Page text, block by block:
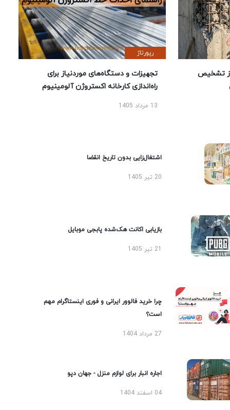
تشخیص
رپورتاژ
تجهیزات و دستگاه‌های موردنیاز برای
راه‌اندازی کارخانه اکستروژن آلومینیوم
13 مرداد 1405
اشتغال‌زایی بدون تاریخ انقضا
20 تیر 1405
بازیابی اکانت هک‌شده پابجی موبایل
چرا خرید فالوور ایرانی و فوری اینستاگرام مهم
است؟
27 مرداد 1404
اجاره انبار برای لوازم منزل - جهان دپو
04 اسفند 1404